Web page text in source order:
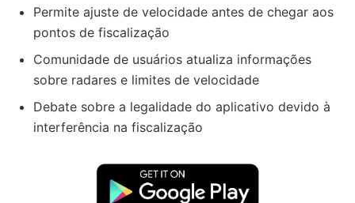
Permite ajuste de velocidade antes de chegar aos
pontos de fiscalização
Comunidade de usuários atualiza informações
sobre radares e limites de velocidade
Debate sobre a legalidade do aplicativo devido à
interferência na fiscalização